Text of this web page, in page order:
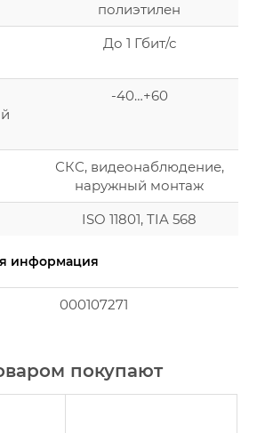
полиэтилен
До 1 Гбит/с
-40…+60
СКС, видеонаблюдение,
наружный монтаж
ISO 11801, TIA 568
информация
000107271
покупают